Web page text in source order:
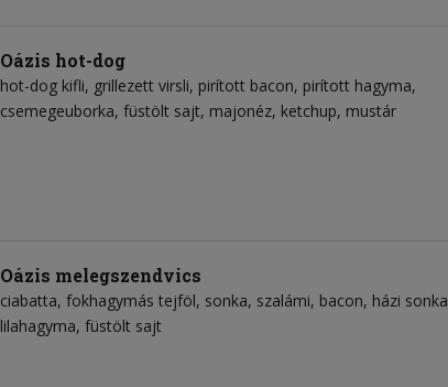
Oázis hot-dog
hot-dog kifli grillezett virsli pirított bacon pirított hagyma
csemegeuborka füstölt sajt majonéz ketchup mustár
Oázis melegszendvics
ciabatta fokhagymás tejföl sonka szalámi bacon házi sonka
lilahagyma füstölt sajt